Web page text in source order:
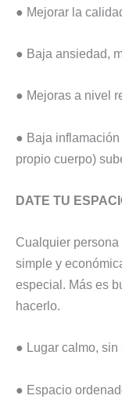
● Mejorar la
● Baja ansiedad,
● Mejoras a nivel
● Baja
propio cuerpo)
DATE TU
Cualquier
simple y
especial. Más es
hacerlo.
● Lugar calmo,
● Espacio